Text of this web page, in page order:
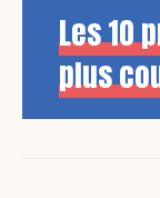
Les 10
plus